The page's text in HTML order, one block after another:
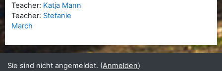
Teacher: Katja Mann
Teacher: Stefanie
March
Sie sind nicht angemeldet. (Anmelden)